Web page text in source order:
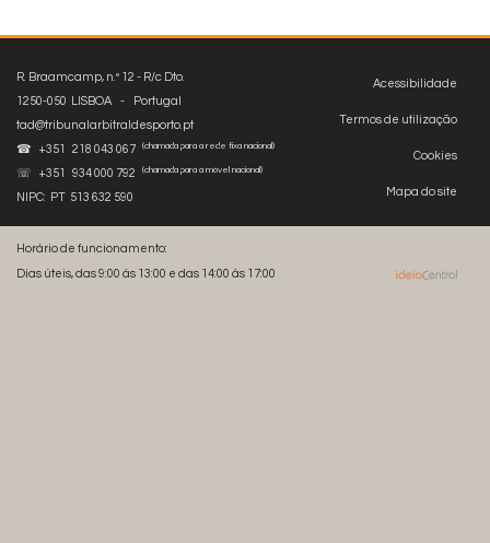
Acessibilidade
Termos de utilização
Cookies
Mapa do site
R. Braamcamp, n.º 12 - R/c Dto.
1250-050 LISBOA - Portugal
tad@tribunalarbitraldesporto.pt
☎ +351 218 043 067
(chamada para a rede fixa nacional)
☏ +351 934 000 792 (chamada para a móvel nacional)
NIPC: PT 513 632 590
Horário de funcionamento:
Dias úteis, das 9:00 às 13:00 e das 14:00 às 17:00